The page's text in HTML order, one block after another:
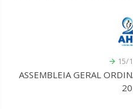
15/
ASSEMBLEIA GERAL